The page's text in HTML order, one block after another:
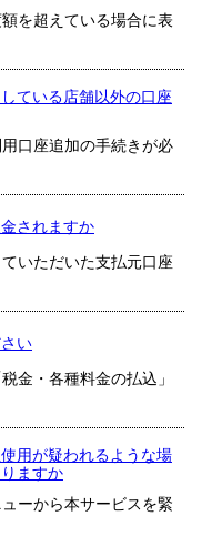
を超えている場合に表
ている店舗以外の口座
口座追加の手続きが必
されますか
いただいた支払元口座
い
金・各種料金の払込」
用が疑われるような場
ますか
ーから本サービスを緊